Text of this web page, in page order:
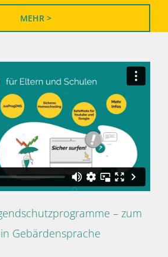
MEHR >
– zum
Gebärdensprache